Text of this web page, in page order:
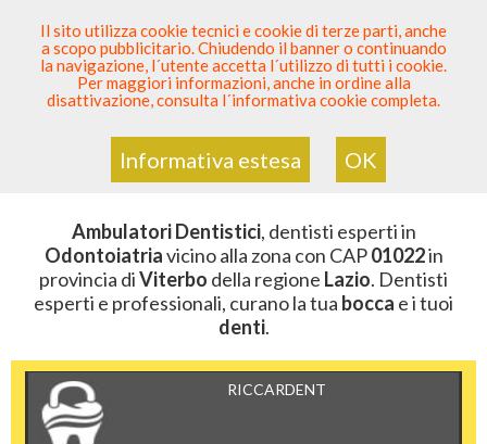
SEI DENTISTA? PARTECIPA
Sei QuiElenco Dentista Sicuro > Odontoiatria>
Ambulatori Dentistici>Lazio >Viterbo >CAP 01022
ZONA CON CAP 01022
Ambulatori Dentistici, dentisti esperti in
Odontoiatriavicino alla zona con CAP01022in
provincia diViterbo della regione Lazio. Dentisti
esperti e professionali, curano la tua bocca e i tuoi
denti.
RICCARDENT
Il sito utilizza cookie tecnici e cookie di terze parti, anche
a scopo pubblicitario. Chiudendo il banner o continuando
la navigazione, l´utente accetta l´utilizzo di tutti i cookie.
Per maggiori informazioni, anche in ordine alla
disattivazione, consulta l´informativa cookie completa.
Informativa estesa OK